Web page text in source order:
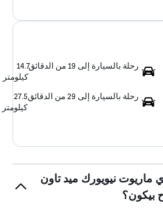
رحلة بالسيارة إلى 19 من الدقائق
14.7
كيلومتر
رحلة بالسيارة إلى 29 من الدقائق
27.5
كيلومتر
ماريوت نيويورك ميد تاون
بيكون؟